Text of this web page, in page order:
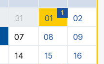
31 01
1
02
07 08
09
14 15
16